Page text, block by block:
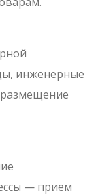
инженерные
размещение
— прием